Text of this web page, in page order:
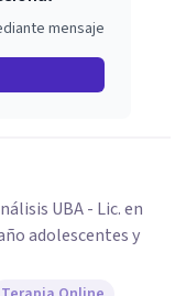
mensaje
UBA - Lic. en
adolescentes y